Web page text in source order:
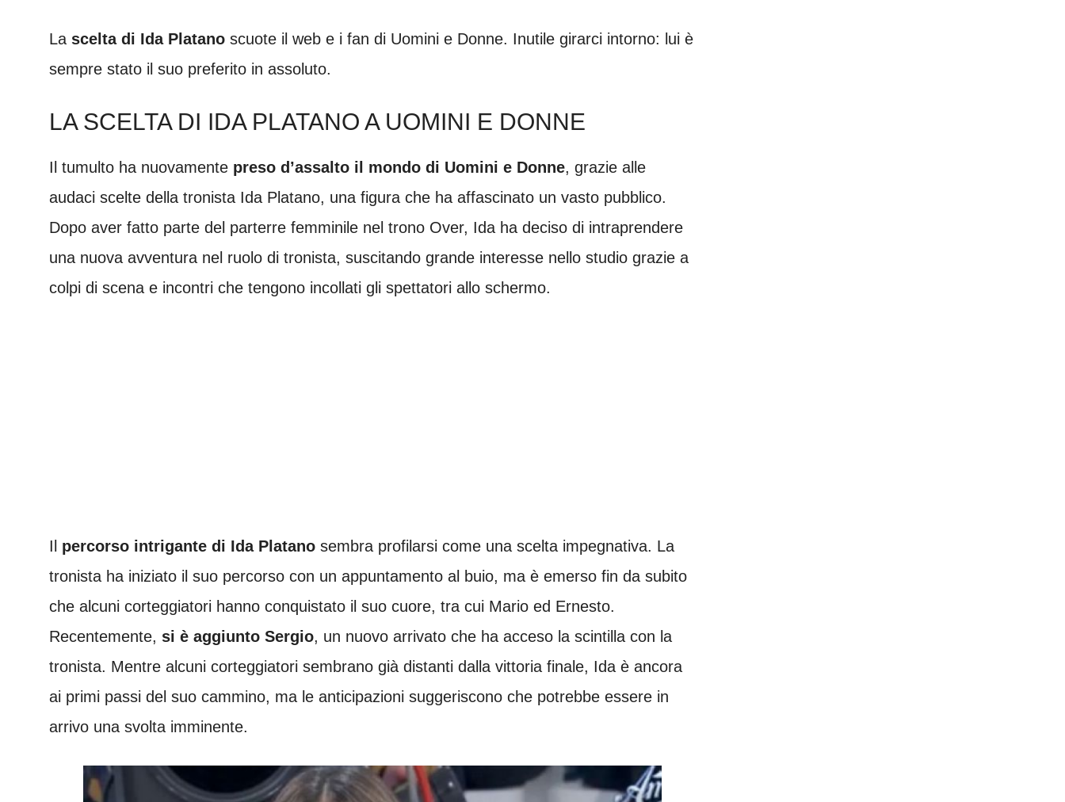
La scelta di Ida Platano scuote il web e i fan di Uomini e Donne. Inutile girarci intorno: lui è
sempre stato il suo preferito in assoluto.
LA SCELTA DI IDA PLATANO A UOMINI E DONNE
Il tumulto ha nuovamente preso d’assalto il mondo di Uomini e Donne, grazie alle
audaci scelte della tronista Ida Platano, una figura che ha affascinato un vasto pubblico.
Dopo aver fatto parte del parterre femminile nel trono Over, Ida ha deciso di intraprendere
una nuova avventura nel ruolo di tronista, suscitando grande interesse nello studio grazie a
colpi di scena e incontri che tengono incollati gli spettatori allo schermo.
Il percorso intrigante di Ida Platano sembra profilarsi come una scelta impegnativa. La
tronista ha iniziato il suo percorso con un appuntamento al buio, ma è emerso fin da subito
che alcuni corteggiatori hanno conquistato il suo cuore, tra cui Mario ed Ernesto.
Recentemente, si è aggiunto Sergio, un nuovo arrivato che ha acceso la scintilla con la
tronista. Mentre alcuni corteggiatori sembrano già distanti dalla vittoria finale, Ida è ancora
ai primi passi del suo cammino, ma le anticipazioni suggeriscono che potrebbe essere in
arrivo una svolta imminente.